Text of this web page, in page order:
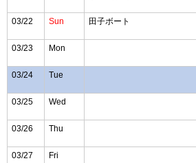
03/22 Sun 田子ボート
03/23 Mon
03/24 Tue
03/25 Wed
03/26 Thu
03/27 Fri